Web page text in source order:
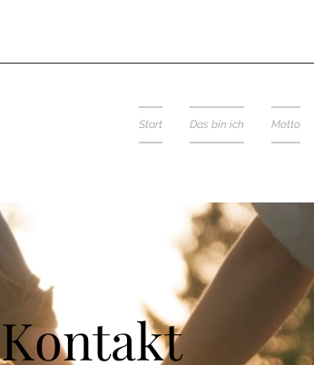
Start Das bin ich Motto
Kontakt